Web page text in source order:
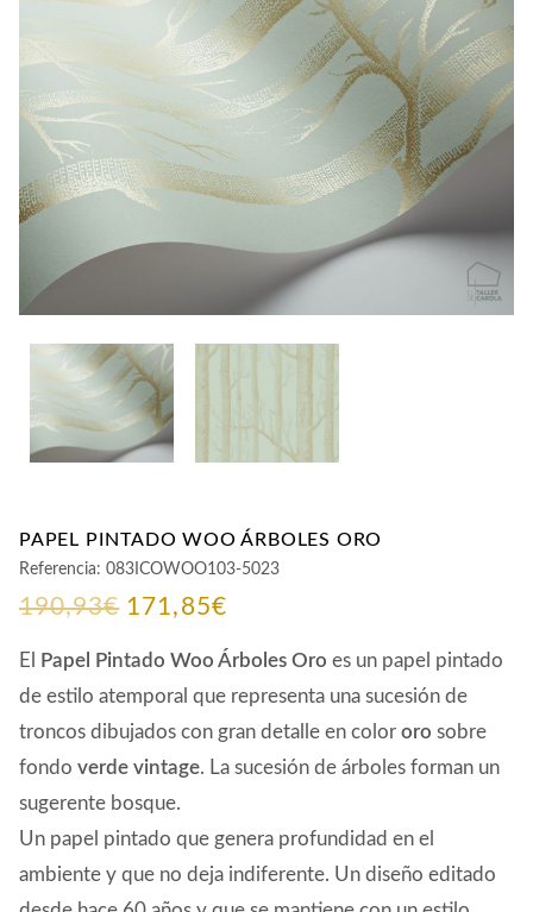
PAPEL PINTADO WOO ÁRBOLES ORO
Referencia: 083ICOWOO103-5023
190,93€ El
precio
original
era:
190,93€.
171,85€El
precio
actual
es:
171,85€.
El Papel Pintado Woo Árboles Oro es un papel pintado
de estilo atemporal que representa una sucesión de
troncos dibujados con gran detalle en color oro sobre
fondo verde vintage. La sucesión de árboles forman un
sugerente bosque.
Un papel pintado que genera profundidad en el
ambiente y que no deja indiferente. Un diseño editado